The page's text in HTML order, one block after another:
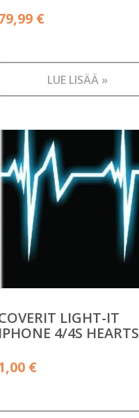
€
LUE LISÄÄ »
LIGHT-IT
IPHONE 4/4S HEARTS
€